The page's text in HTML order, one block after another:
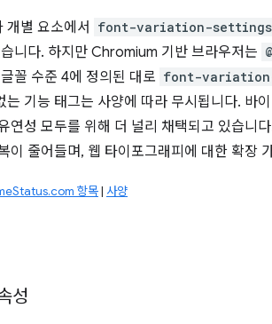
개별 요소에서 font-variation-settings
니다. 하지만 Chromium 기반 브라우저는
꼴 수준 4에 정의된 대로 font-
는 기능 태그는 사양에 따라 무시됩니다. 바
연성 모두를 위해 더 널리 채택되고 있습니
이 줄어들며, 웹 타이포그래피에 대한 확장
항목| 사양
성